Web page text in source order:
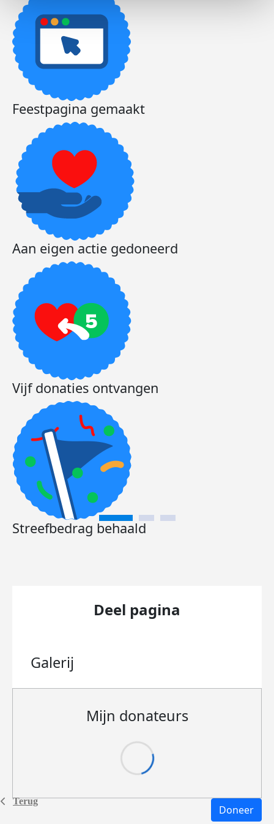
Terug
Feestpagina gemaakt
Aan eigen actie gedoneerd
Vijf donaties ontvangen
Streefbedrag behaald
Deel pagina
Galerij
Mijn donateurs
Doneer